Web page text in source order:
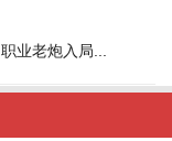
职业老炮入局...